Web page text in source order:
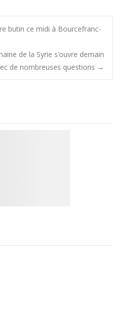
butin ce midi à Bourcefranc-
de la Syrie s’ouvre demain
de nombreuses questions →